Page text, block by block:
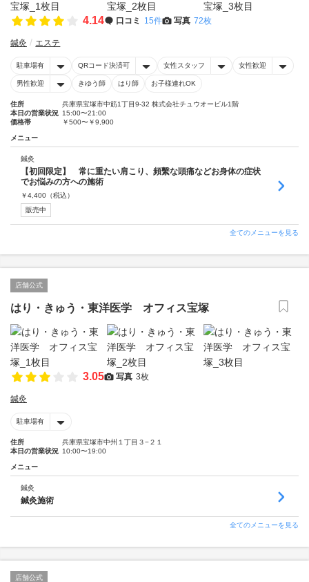
4.14 口コミ 15件 写真 72枚
鍼灸 エステ
駐車場有 QRコード決済可 女性スタッフ 女性歓迎
男性歓迎 きゆう師 はり師 お子様連れOK
住所
兵庫県宝塚市中筋1丁目9-32 株式会社チュウオービル1階
本日の営業状況 15:00〜21:00
価格帯
￥500〜￥9,900
メニュー
鍼灸
【初回限定】 常に重たい肩こり、頻繫な頭痛などお身体の症状
でお悩みの方への施術
￥4,400 （税込）
販売中
全てのメニューを見る
店舗公式
はり・きゅう・東洋医学 オフィス宝塚
3.05 写真 3枚
鍼灸
駐車場有
住所
兵庫県宝塚市中州１丁目３−２１
本日の営業状況 10:00〜19:00
メニュー
鍼灸
鍼灸施術
全てのメニューを見る
店舗公式